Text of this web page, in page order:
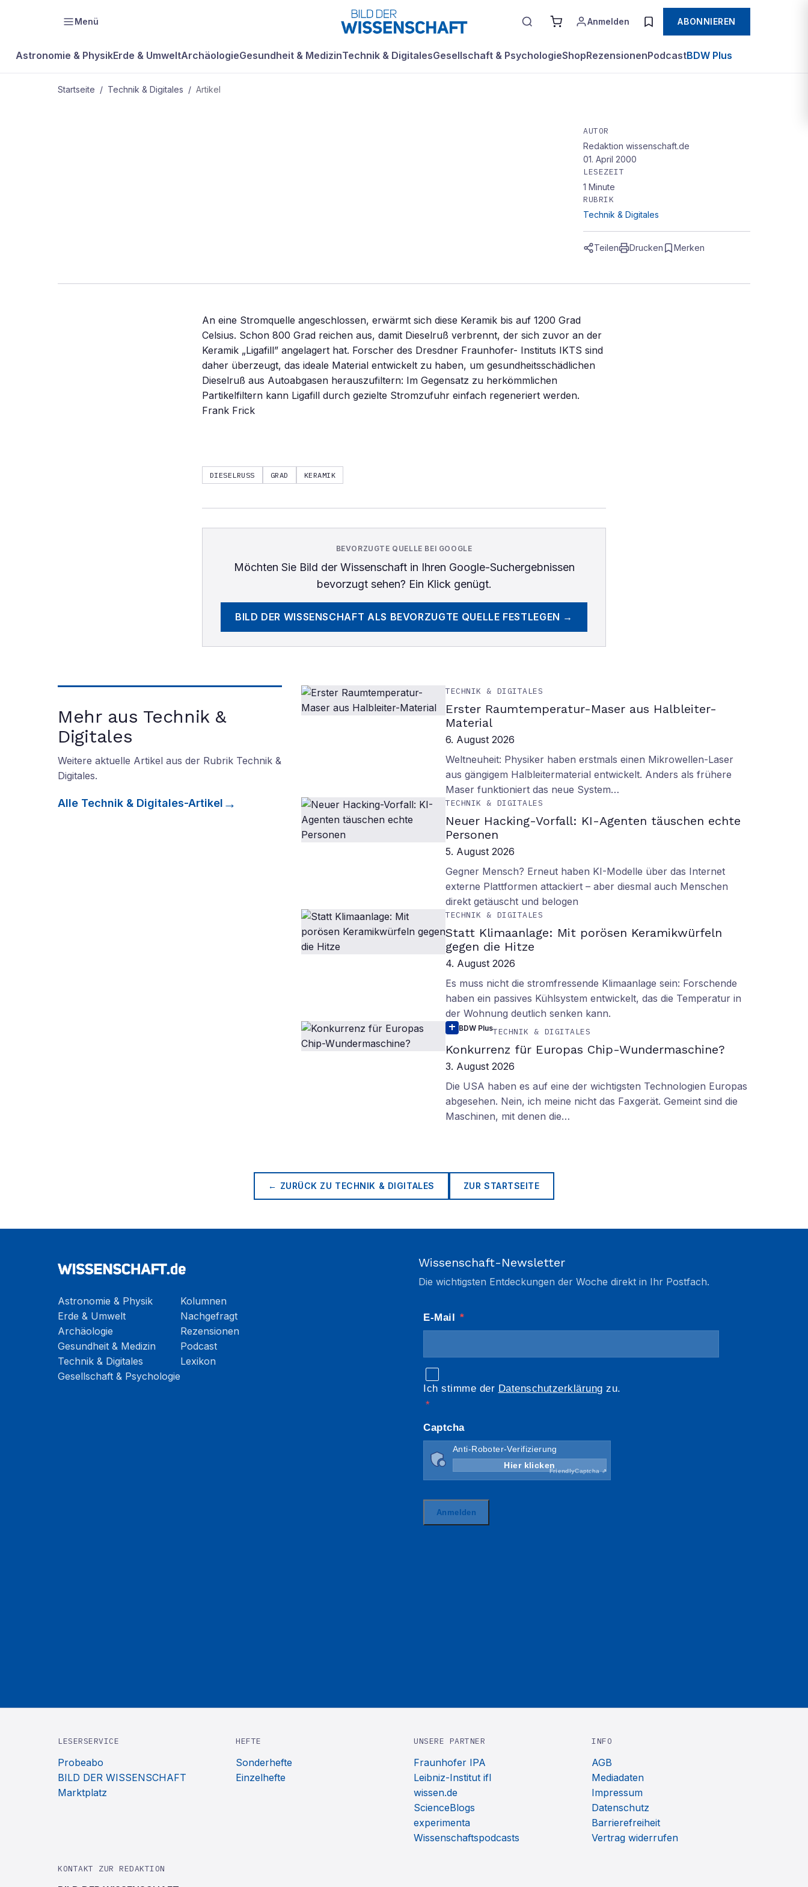
Menü Anmelden ABONNIEREN
Astronomie & PhysikErde & UmweltArchäologieGesundheit & MedizinTechnik & DigitalesGesellschaft & PsychologieShopRezensionenPodcastBDW Plus
Startseite / Technik & Digitales / Artikel
AUTOR
Redaktion wissenschaft.de
01. April 2000
LESEZEIT
1 Minute
RUBRIK
Technik & Digitales
Teilen Drucken Merken
An eine Stromquelle angeschlossen, erwärmt sich diese Keramik bis auf 1200 Grad
Celsius. Schon 800 Grad reichen aus, damit Dieselruß verbrennt, der sich zuvor an der
Keramik „Ligafill” angelagert hat. Forscher des Dresdner Fraunhofer- Instituts IKTS sind
daher überzeugt, das ideale Material entwickelt zu haben, um gesundheitsschädlichen
Dieselruß aus Autoabgasen herauszufiltern: Im Gegensatz zu herkömmlichen
Partikelfiltern kann Ligafill durch gezielte Stromzufuhr einfach regeneriert werden.
Frank Frick
DIESELRUSS GRAD KERAMIK
BEVORZUGTE QUELLE BEI GOOGLE
Möchten Sie Bild der Wissenschaftin Ihren Google-Suchergebnissen
bevorzugt sehen? Ein Klick genügt.
BILD DER WISSENSCHAFT ALS BEVORZUGTE QUELLE FESTLEGEN →
Mehr aus Technik &
Digitales
Weitere aktuelle Artikel aus der Rubrik Technik &
Digitales.
Alle Technik & Digitales-Artikel
TECHNIK & DIGITALES
Erster Raumtemperatur-Maser aus Halbleiter-
Material
6. August 2026
Weltneuheit: Physiker haben erstmals einen Mikrowellen-Laser
aus gängigem Halbleitermaterial entwickelt. Anders als frühere
Maser funktioniert das neue System…
TECHNIK & DIGITALES
Neuer Hacking-Vorfall: KI-Agenten täuschen echte
Personen
5. August 2026
Gegner Mensch? Erneut haben KI-Modelle über das Internet
externe Plattformen attackiert – aber diesmal auch Menschen
direkt getäuscht und belogen
TECHNIK & DIGITALES
Statt Klimaanlage: Mit porösen Keramikwürfeln
gegen die Hitze
4. August 2026
Es muss nicht die stromfressende Klimaanlage sein: Forschende
haben ein passives Kühlsystem entwickelt, das die Temperatur in
der Wohnung deutlich senken kann.
BDW PlusTECHNIK & DIGITALES
Konkurrenz für Europas Chip-Wundermaschine?
3. August 2026
Die USA haben es auf eine der wichtigsten Technologien Europas
abgesehen. Nein, ich meine nicht das Faxgerät. Gemeint sind die
Maschinen, mit denen die…
← ZURÜCK ZU TECHNIK & DIGITALES ZUR STARTSEITE
Astronomie & Physik
Erde & Umwelt
Archäologie
Gesundheit & Medizin
Technik & Digitales
Gesellschaft & Psychologie
Kolumnen
Nachgefragt
Rezensionen
Podcast
Lexikon
Wissenschaft-Newsletter
Die wichtigsten Entdeckungen der Woche direkt in Ihr Postfach.
LESERSERVICE
Probeabo
BILD DER WISSENSCHAFT
Marktplatz
HEFTE
Sonderhefte
Einzelhefte
UNSERE PARTNER
Fraunhofer IPA
Leibniz-Institut ifl
wissen.de
ScienceBlogs
experimenta
Wissenschaftspodcasts
INFO
AGB
Mediadaten
Impressum
Datenschutz
Barrierefreiheit
Vertrag widerrufen
KONTAKT ZUR REDAKTION